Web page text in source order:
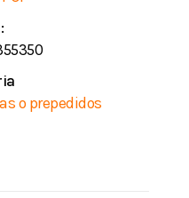
o prepedidos